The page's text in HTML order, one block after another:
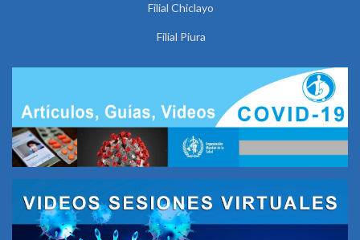
Filial Chiclayo
Filial Piura